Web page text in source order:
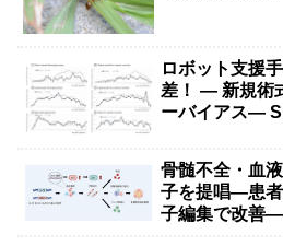
ロボット支援
差！ — 新規術
ーバイアス—
骨髄不全・血
子を提唱―患
子編集で改善―